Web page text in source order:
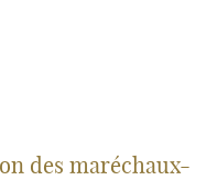
des maréchaux-